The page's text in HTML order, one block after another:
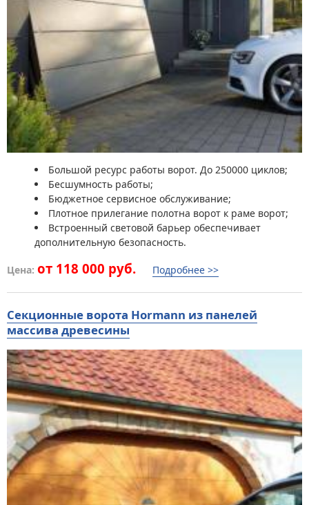
Большой ресурс работы ворот. До 250000 циклов;
Бесшумность работы;
Бюджетное сервисное обслуживание;
Плотное прилегание полотна ворот к раме ворот;
Встроенный световой барьер обеспечивает
дополнительную безопасность.
Цена: от 118 000 руб. Подробнее >>
Секционные ворота Hormann из панелей
массива древесины